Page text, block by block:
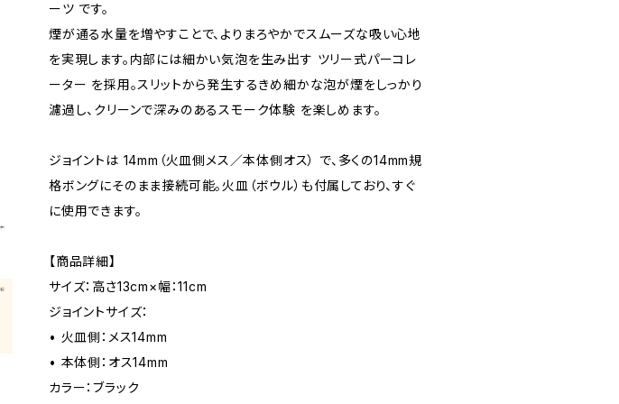
ーツ です。
煙が通る水量を増やすことで、よりまろやかでスムーズな吸い心地
を実現します。内部には細かい気泡を生み出す ツリー式パーコレ
ーター を採用。スリットから発生するきめ細かな泡が煙をしっかり
濾過し、クリーンで深みのあるスモーク体験 を楽しめます。
ジョイントは 14mm（火皿側メス／本体側オス） で、多くの14mm規
格ボングにそのまま接続可能。火皿（ボウル）も付属しており、すぐ
に使用できます。
【商品詳細】
サイズ：高さ13cm×幅：11cm
ジョイントサイズ：
• 火皿側：メス14mm
• 本体側：オス14mm
カラー：ブラック